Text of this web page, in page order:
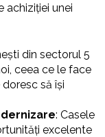
achiziției unei
din sectorul 5
ceea ce le face
să își
: Casele
excelente